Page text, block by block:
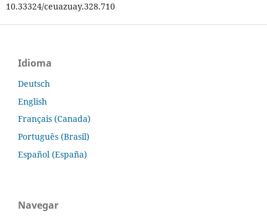
10.33324/ceuazuay.328.710
Idioma
Deutsch
English
Français (Canada)
Português (Brasil)
Español (España)
Navegar